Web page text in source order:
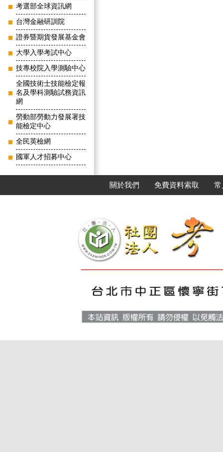
考選部全球資訊網
台灣金融研訓院
證券暨期貨發展基金會
大學入學考試中心
技專校院入學測驗中心
全國技術士技能檢定報
名及學科測驗試務資訊
網
勞動部勞動力發展署技
能檢定中心
全民英檢網
國軍人才招募中心
關於我們 免費資料索取 常